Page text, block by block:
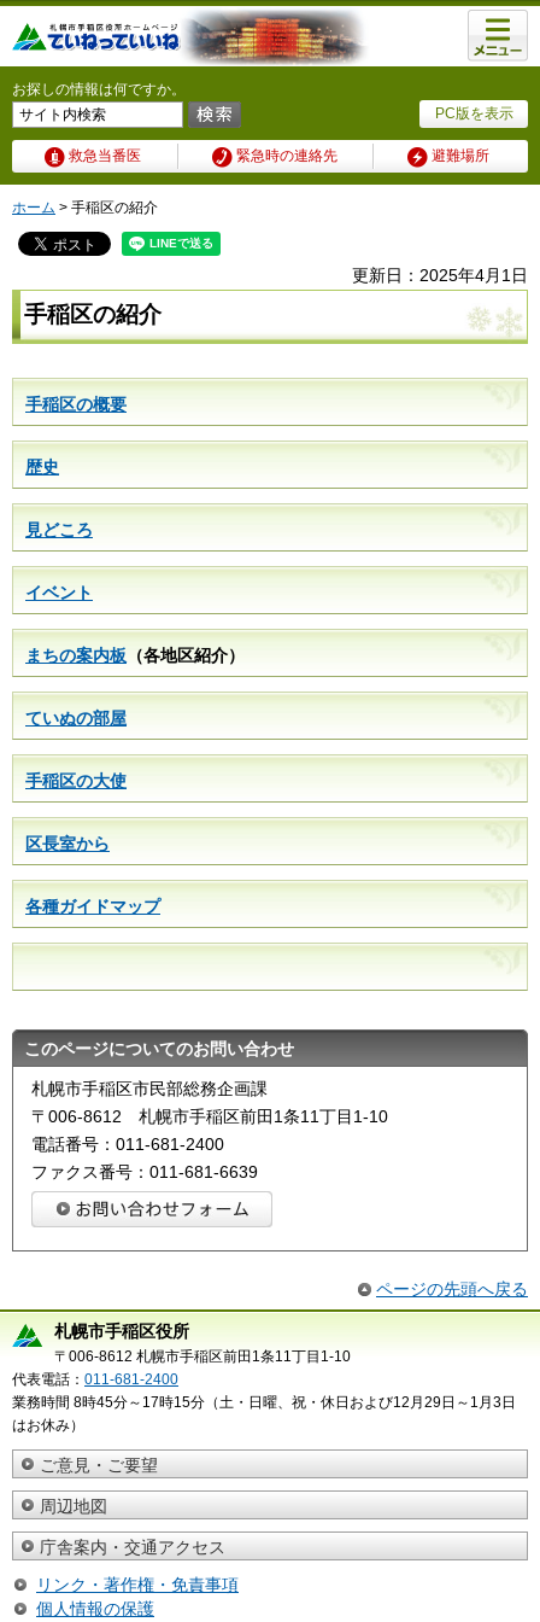
PC版を表示
お探しの情報は何ですか。
救急当番医 緊急時の連絡先 避難場所
メニュ
ー
ホーム > 手稲区の紹介
更新日：2025年4月1日
手稲区の紹介
手稲区の概要
歴史
見どころ
イベント
まちの案内板 （各地区紹介）
ていぬの部屋
手稲区の大使
区長室から
各種ガイドマップ
このページについてのお問い合わせ
札幌市手稲区市民部総務企画課
〒006-8612 札幌市手稲区前田1条11丁目1-10
電話番号：011-681-2400
ファクス番号：011-681-6639
ページの先頭へ戻る
札幌市手稲区役所
〒006-8612 札幌市手稲区前田1条11丁目1-10
代表電話： 011-681-2400
業務時間 8時45分～17時15分（土・日曜、祝・休日および12月29日～1月3日
はお休み）
ご意見・ご要望
周辺地図
庁舎案内・交通アクセス
リンク・著作権・免責事項
個人情報の保護